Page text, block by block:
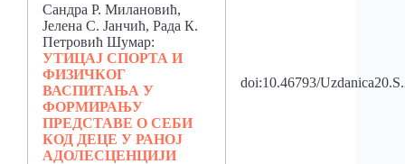
Сандра Р. Милановић,
Јелена С. Јанчић, Рада К.
Петровић Шумар:
УТИЦАЈ СПОРТА И
ФИЗИЧКОГ
ВАСПИТАЊА У
ФОРМИРАЊУ
ПРЕДСТАВЕ О СЕБИ
КОД ДЕЦЕ У РАНОЈ
АДОЛЕСЦЕНЦИЈИ
doi:10.46793/